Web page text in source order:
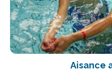
Aisance